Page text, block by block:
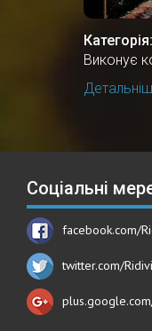
Категорія:
Виконує
Соціальні
facebook.com/
twitter.com/